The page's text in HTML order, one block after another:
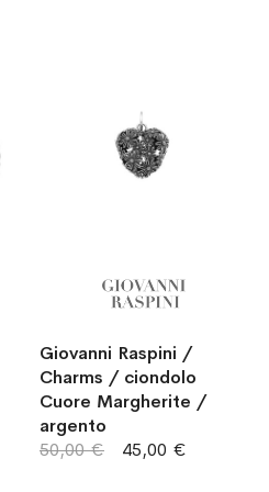
Giovanni Raspini /
Charms / ciondolo
Cuore Margherite /
argento
45,00 €
50,00 €